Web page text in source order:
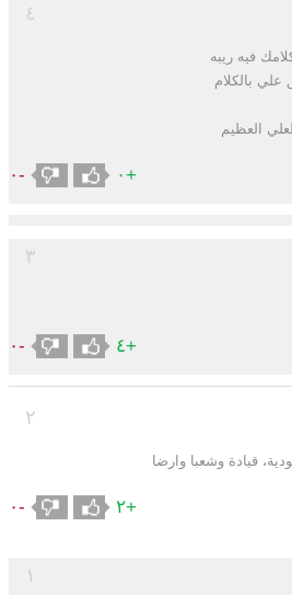
٤
فيه ريبه
بالكلام
العظيم
+٠ -٠
٣
+٤ -٠
٢
قيادة وشعبا وارضا
+٢ -٠
١